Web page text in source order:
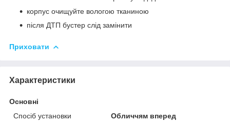
корпус очищуйте вологою тканиною
після ДТП бустер слід замінити
Приховати
Характеристики
Основні
Спосіб установки
Обличчям вперед